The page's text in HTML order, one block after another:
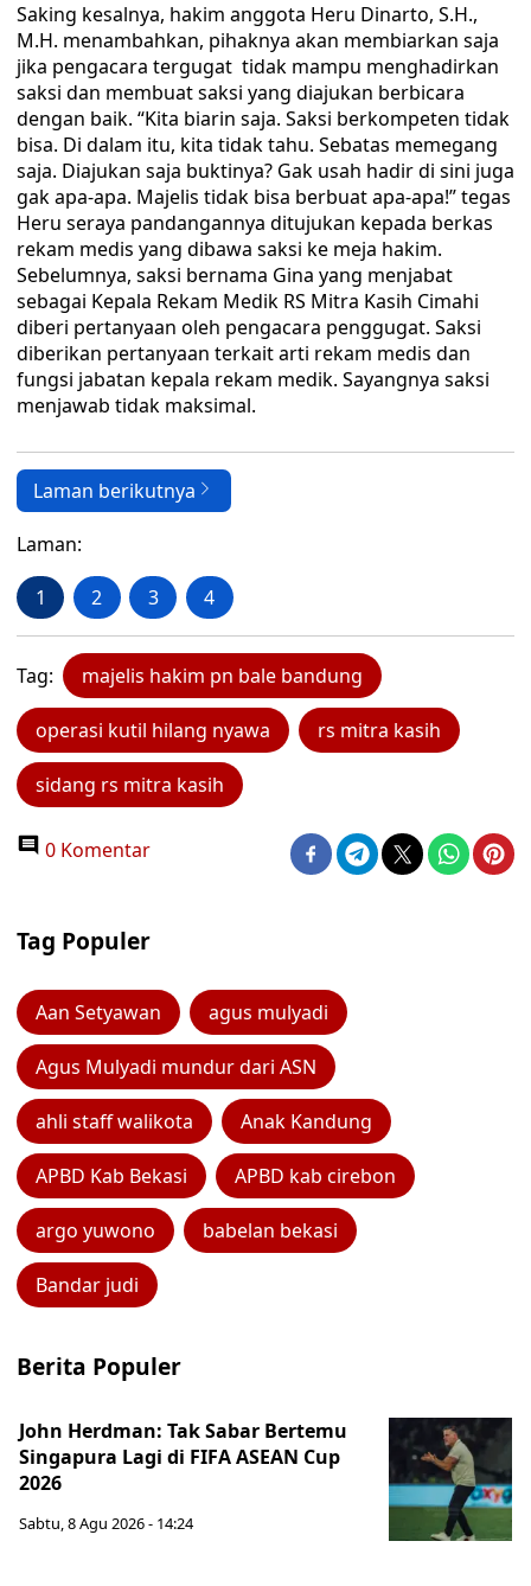
Saking kesalnya, hakim anggota Heru Dinarto, S.H.,
M.H. menambahkan, pihaknya akan membiarkan saja
jika pengacara tergugat tidak mampu menghadirkan
saksi dan membuat saksi yang diajukan berbicara
dengan baik. “Kita biarin saja. Saksi berkompeten tidak
bisa. Di dalam itu, kita tidak tahu. Sebatas memegang
saja. Diajukan saja buktinya? Gak usah hadir di sini juga
gak apa-apa. Majelis tidak bisa berbuat apa-apa!” tegas
Heru seraya pandangannya ditujukan kepada berkas
rekam medis yang dibawa saksi ke meja hakim.
Sebelumnya, saksi bernama Gina yang menjabat
sebagai Kepala Rekam Medik RS Mitra Kasih Cimahi
diberi pertanyaan oleh pengacara penggugat. Saksi
diberikan pertanyaan terkait arti rekam medis dan
fungsi jabatan kepala rekam medik. Sayangnya saksi
menjawab tidak maksimal.
Laman berikutnya
Laman:
1 2 3 4
Tag: majelis hakim pn bale bandung
operasi kutil hilang nyawa rs mitra kasih
sidang rs mitra kasih
0 Komentar
Tag Populer
Aan Setyawan agus mulyadi
Agus Mulyadi mundur dari ASN
ahli staff walikota Anak Kandung
APBD Kab Bekasi APBD kab cirebon
argo yuwono babelan bekasi
Bandar judi
Berita Populer
John Herdman: Tak Sabar Bertemu
Singapura Lagi di FIFA ASEAN Cup
2026
Sabtu, 8 Agu 2026 - 14:24